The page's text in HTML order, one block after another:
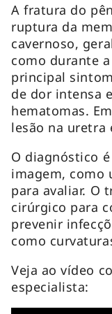
A fratura do
ruptura da
cavernoso,
como durante
principal
de dor intensa
hematomas.
lesão na uretra
O diagnóstico
imagem, como
para avaliar. O
cirúrgico para
prevenir
como
Veja ao vídeo
especialista: